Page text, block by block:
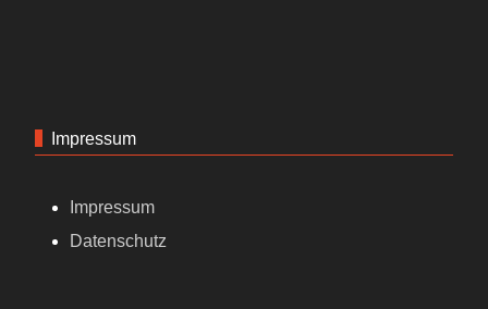
Impressum
Impressum
Datenschutz